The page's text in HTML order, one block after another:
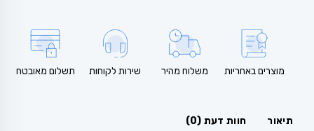
מוצרים באחריות משלוח מהיר שירות לקוחות תשלום מאובטח
תיאור חוות דעת (0)